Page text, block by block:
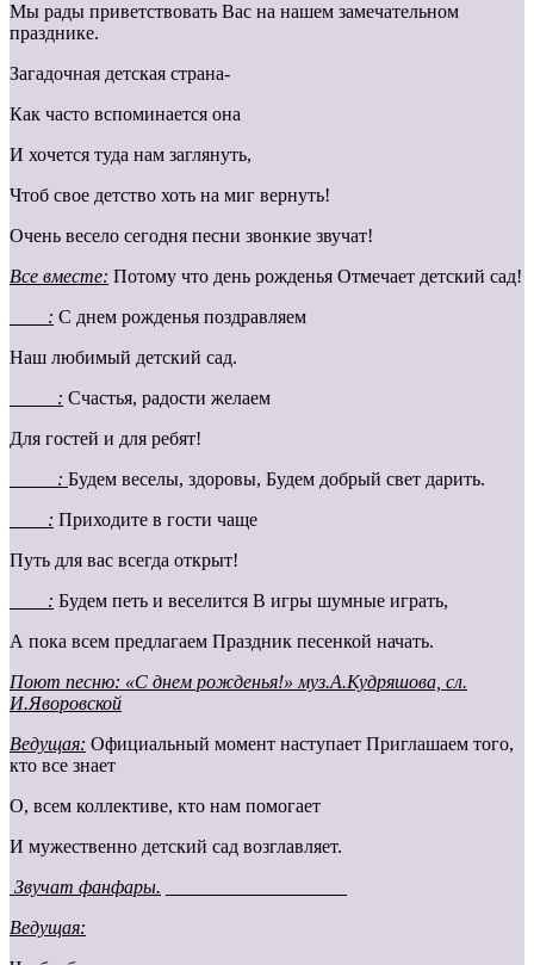
Мы рады приветствовать Вас на нашем замечательном
празднике.
Загадочная детская страна-
Как часто вспоминается она
И хочется туда нам заглянуть,
Чтоб свое детство хоть на миг вернуть!
Очень весело сегодня песни звонкие звучат!
Все вместе: Потому что день рожденья Отмечает детский сад!
____: С днем рожденья поздравляем
Наш любимый детский сад.
_____: Счастья, радости желаем
Для гостей и для ребят!
_____: Будем веселы, здоровы, Будем добрый свет дарить.
____: Приходите в гости чаще
Путь для вас всегда открыт!
____: Будем петь и веселится В игры шумные играть,
А пока всем предлагаем Праздник песенкой начать.
Поют песню: «С днем рожденья!» муз.А.Кудряшова, сл.
И.Яворовской
Ведущая: Официальный момент наступает Приглашаем того,
кто все знает
О, всем коллективе, кто нам помогает
И мужественно детский сад возглавляет.
Звучат фанфары.
Ведущая: